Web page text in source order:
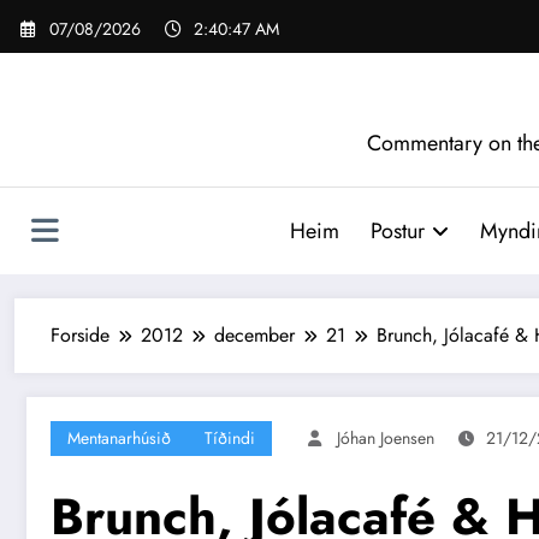
Videre
07/08/2026 2:40:48 AM
Commentary on
Heim Postur
Forside 2012 december 21 Brunch, Jólacafé &
Mentanarhúsið Tíðindi Jóhan Joensen 21/12/
Brunch, Jólacafé &